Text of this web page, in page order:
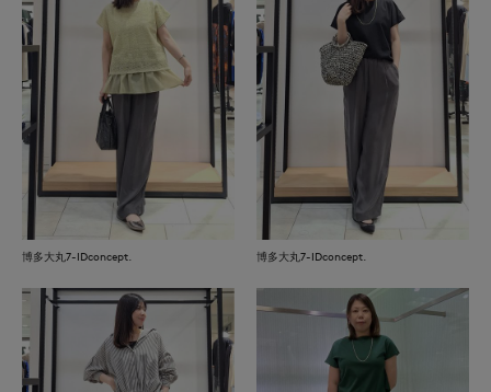
博多大丸7-IDconcept. 博多大丸7-IDconcept.